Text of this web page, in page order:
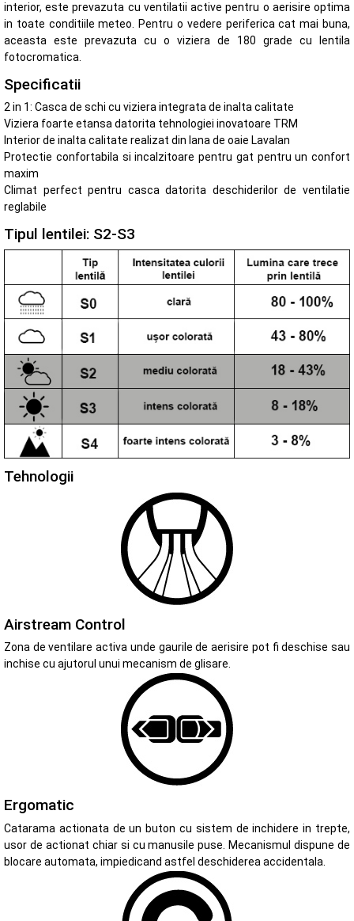
interior, este prevazuta cu ventilatii active pentru o aerisire optima
in toate conditiile meteo. Pentru o vedere periferica cat mai buna,
aceasta este prevazuta cu o viziera de 180 grade cu lentila
fotocromatica.
Specificatii
2 in 1: Casca de schi cu viziera integrata de inalta calitate
Viziera foarte etansa datorita tehnologiei inovatoare TRM
Interior de inalta calitate realizat din lana de oaie Lavalan
Protectie confortabila si incalzitoare pentru gat pentru un confort
maxim
Climat perfect pentru casca datorita deschiderilor de ventilatie
reglabile
Tipul lentilei: S2-S3
Tehnologii
Airstream Control
Zona de ventilare activa unde gaurile de aerisire pot fi deschise sau
inchise cu ajutorul unui mecanism de glisare.
Ergomatic
Catarama actionata de un buton cu sistem de inchidere in trepte,
usor de actionat chiar si cu manusile puse. Mecanismul dispune de
blocare automata, impiedicand astfel deschiderea accidentala.